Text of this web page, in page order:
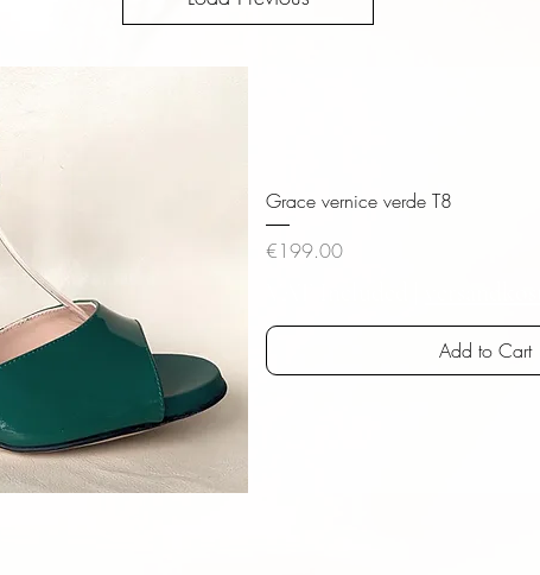
Grace vernice verde T8
Price
€199.00
Add to Cart